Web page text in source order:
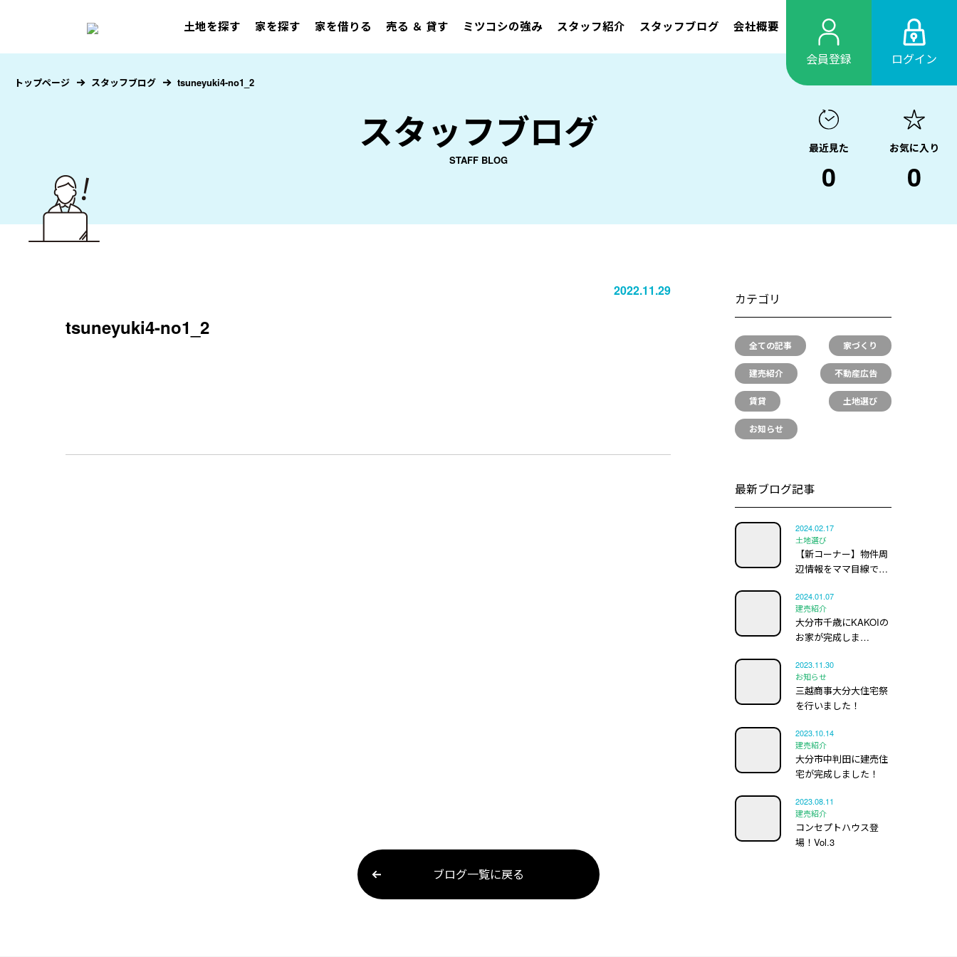
土地を探す 家を探す 家を借りる 売る ＆ 貸す ミツコシの強み スタッフ紹介 スタッフブログ 会社概要
会員登録 ログイン
スタッフブログ
STAFF BLOG
トップページ スタッフブログ tsuneyuki4-no1_2
最近見た
0
お気に入り
0
2022.11.29
tsuneyuki4-no1_2
カテゴリ
全ての記事 家づくり
建売紹介 不動産広告
賃貸 土地選び
お知らせ
最新ブログ記事
2024.02.17
土地選び
【新コーナー】物件周
辺情報をママ目線で…
2024.01.07
建売紹介
大分市千歳にKAKOIの
お家が完成しま…
2023.11.30
お知らせ
三越商事大分大住宅祭
を行いました！
2023.10.14
建売紹介
大分市中判田に建売住
宅が完成しました！
2023.08.11
建売紹介
コンセプトハウス登
場！Vol.3
ブログ一覧に戻る